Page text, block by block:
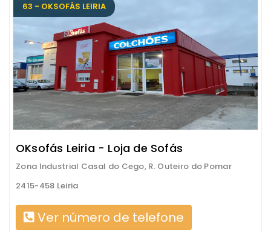
63 - OKSOFÁS LEIRIA
OKsofás Leiria - Loja de Sofás
Zona Industrial Casal do Cego, R. Outeiro do Pomar
2415-458 Leiria
Ver número de telefone